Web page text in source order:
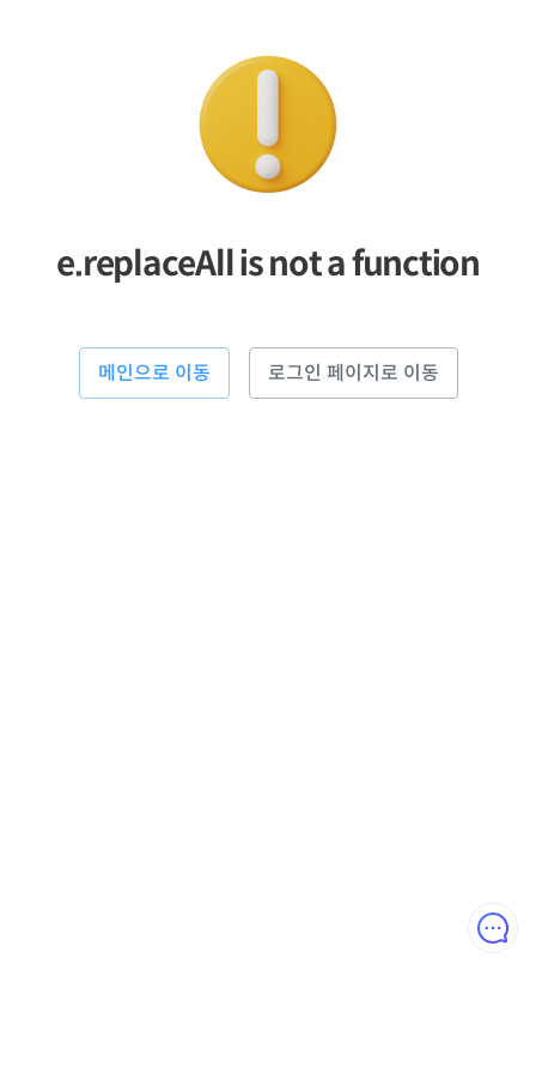
e.replaceAll is not a function
메인으로 이동 로그인 페이지로 이동